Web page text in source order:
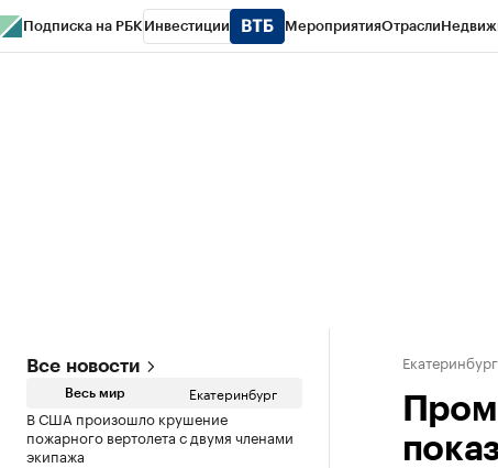
Подписка на РБК Инвестиции МероприятияОтрасли
Все новости
Весь мир Екатеринбург
В США произошло крушение
пожарного вертолета с двумя членами
экипажа
Екатеринбург